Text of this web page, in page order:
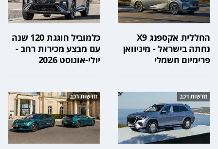
החללית אקספנג X9
נחתה בישראל - מיניוואן
פרימיום חשמלי
כלמוביל חוגגת 120 שנה
עם מבצע מכירות רחב -
יולי-אוגוסט 2026
חדשות רכב חדשות רכב